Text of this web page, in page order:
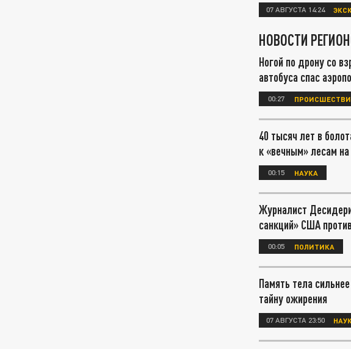
07 АВГУСТА 14:24
НОВОСТИ
Ногой по дрону со
автобуса спас
00:27
40 тысяч лет в
к «вечным» лесам
00:15 НАУКА
Журналист
санкций» США
00:05 ПОЛИТИКА
Память тела
тайну ожирения
07 АВГУСТА 23:50